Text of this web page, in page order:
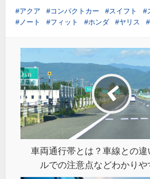
アクア コンパクトカー スイフト
ノート
フィット ホンダ ヤリス
車両通行帯とは？車線との違
ルでの注意点などわかり